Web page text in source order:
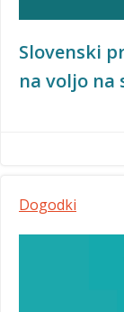
Slovenski
na voljo
Dogodki